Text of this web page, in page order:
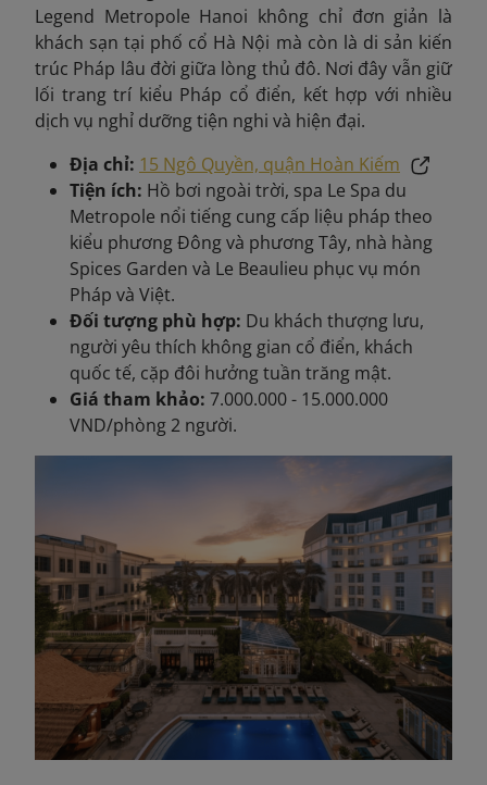
Legend Metropole Hanoi không chỉ đơn giản là
khách sạn tại phố cổ Hà Nội mà còn là di sản kiến
trúc Pháp lâu đời giữa lòng thủ đô. Nơi đây vẫn giữ
lối trang trí kiểu Pháp cổ điển, kết hợp với nhiều
dịch vụ nghỉ dưỡng tiện nghi và hiện đại.
Địa chỉ: 15 Ngô Quyền, quận Hoàn Kiếm
Tiện ích: Hồ bơi ngoài trời, spa Le Spa du
Metropole nổi tiếng cung cấp liệu pháp theo
kiểu phương Đông và phương Tây, nhà hàng
Spices Garden và Le Beaulieu phục vụ món
Pháp và Việt.
Đối tượng phù hợp: Du khách thượng lưu,
người yêu thích không gian cổ điển, khách
quốc tế, cặp đôi hưởng tuần trăng mật.
Giá tham khảo: 7.000.000 - 15.000.000
VND/phòng 2 người.